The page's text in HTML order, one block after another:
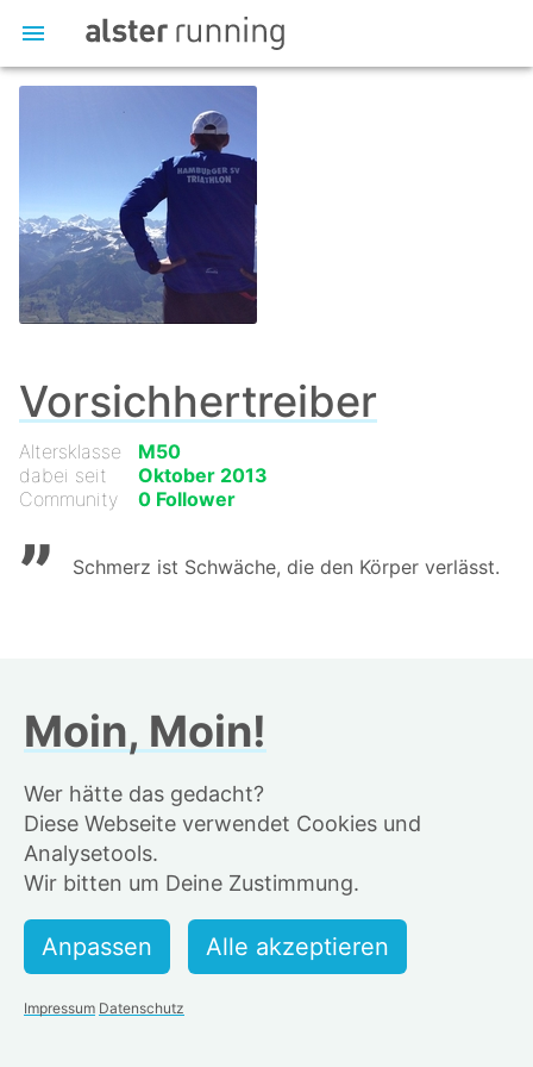
Vorsichhertreiber
Altersklasse
M50
dabei seit
Oktober 2013
Community
0 Follower
” Schmerz ist Schwäche, die den Körper verlässt.
Statistiken
Anzahl Läufe
Alsterrunden
Moin, Moin!
Wer hätte das gedacht?
Diese Webseite verwendet Cookies und
Analysetools.
Wir bitten um Deine Zustimmung.
Impressum Datenschutz